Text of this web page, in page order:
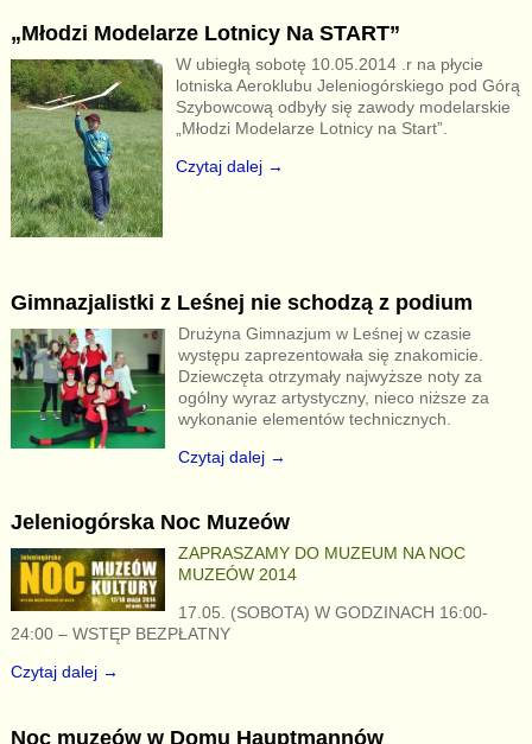
„Młodzi Modelarze Lotnicy Na START”
W ubiegłą sobotę 10.05.2014 .r na płycie
lotniska Aeroklubu Jeleniogórskiego pod Górą
Szybowcową odbyły się zawody modelarskie
„Młodzi Modelarze Lotnicy na Start”.
Czytaj dalej →
Gimnazjalistki z Leśnej nie schodzą z podium
Drużyna Gimnazjum w Leśnej w czasie
występu zaprezentowała się znakomicie.
Dziewczęta otrzymały najwyższe noty za
ogólny wyraz artystyczny, nieco niższe za
wykonanie elementów technicznych.
Czytaj dalej →
Jeleniogórska Noc Muzeów
ZAPRASZAMY DO MUZEUM NA NOC
MUZEÓW 2014
17.05. (SOBOTA) W GODZINACH 16:00-
24:00 – WSTĘP BEZPŁATNY
Czytaj dalej →
Noc muzeów w Domu Hauptmannów